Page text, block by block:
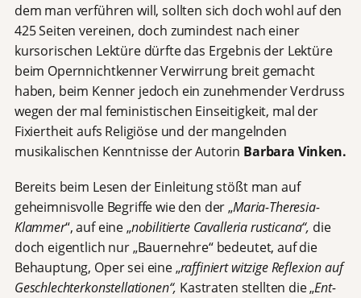
dem man verführen will, sollten sich doch wohl auf den
425 Seiten vereinen, doch zumindest nach einer
kursorischen Lektüre dürfte das Ergebnis der Lektüre
beim Opernnichtkenner Verwirrung breit gemacht
haben, beim Kenner jedoch ein zunehmender Verdruss
wegen der mal feministischen Einseitigkeit, mal der
Fixiertheit aufs Religiöse und der mangelnden
musikalischen Kenntnisse der Autorin Barbara Vinken.
Bereits beim Lesen der Einleitung stößt man auf
geheimnisvolle Begriffe wie den der „Maria-Theresia-
Klammer“, auf eine „nobilitierte Cavalleria rusticana“, die
doch eigentlich nur „Bauernehre“ bedeutet, auf die
Behauptung, Oper sei eine „raffiniert witzige Reflexion auf
Geschlechterkonstellationen“, Kastraten stellten die „Ent-